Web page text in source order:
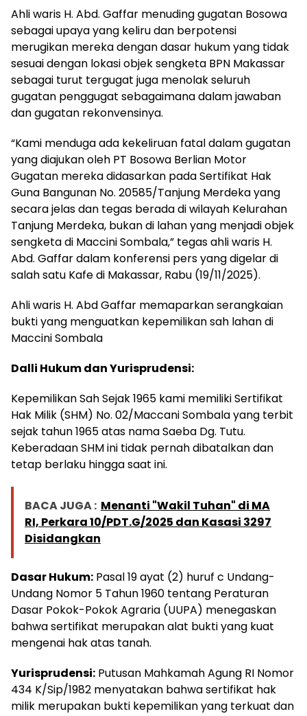
Ahli waris H. Abd. Gaffar menuding gugatan Bosowa
sebagai upaya yang keliru dan berpotensi
merugikan mereka dengan dasar hukum yang tidak
sesuai dengan lokasi objek sengketa BPN Makassar
sebagai turut tergugat juga menolak seluruh
gugatan penggugat sebagaimana dalam jawaban
dan gugatan rekonvensinya.
“Kami menduga ada kekeliruan fatal dalam gugatan
yang diajukan oleh PT Bosowa Berlian Motor
Gugatan mereka didasarkan pada Sertifikat Hak
Guna Bangunan No. 20585/Tanjung Merdeka yang
secara jelas dan tegas berada di wilayah Kelurahan
Tanjung Merdeka, bukan di lahan yang menjadi objek
sengketa di Maccini Sombala,” tegas ahli waris H.
Abd. Gaffar dalam konferensi pers yang digelar di
salah satu Kafe di Makassar, Rabu (19/11/2025).
Ahli waris H. Abd Gaffar memaparkan serangkaian
bukti yang menguatkan kepemilikan sah lahan di
Maccini Sombala
Dalli Hukum dan Yurisprudensi:
Kepemilikan Sah Sejak 1965 kami memiliki Sertifikat
Hak Milik (SHM) No. 02/Maccani Sombala yang terbit
sejak tahun 1965 atas nama Saeba Dg. Tutu.
Keberadaan SHM ini tidak pernah dibatalkan dan
tetap berlaku hingga saat ini.
BACA JUGA : Menanti "Wakil Tuhan" di MA
RI, Perkara 10/PDT.G/2025 dan Kasasi 3297
Disidangkan
Dasar Hukum: Pasal 19 ayat (2) huruf c Undang-
Undang Nomor 5 Tahun 1960 tentang Peraturan
Dasar Pokok-Pokok Agraria (UUPA) menegaskan
bahwa sertifikat merupakan alat bukti yang kuat
mengenai hak atas tanah.
Yurisprudensi: Putusan Mahkamah Agung RI Nomor
434 K/Sip/1982 menyatakan bahwa sertifikat hak
milik merupakan bukti kepemilikan yang terkuat dan